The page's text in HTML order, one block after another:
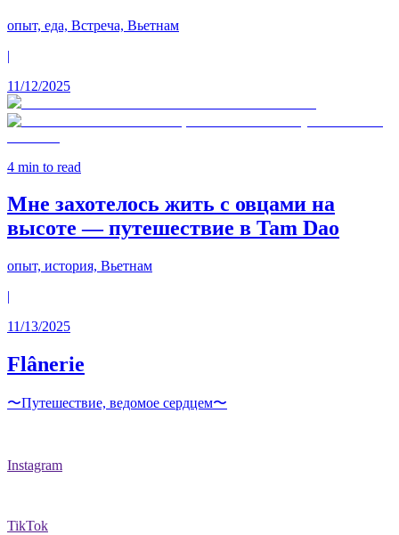
опыт, еда, Встреча, Вьетнам
|
11/12/2025
4 min to read
Мне захотелось жить с овцами на
высоте — путешествие в Tam Dao
опыт, история, Вьетнам
|
11/13/2025
Flânerie
〜Путешествие, ведомое сердцем〜
Instagram
TikTok